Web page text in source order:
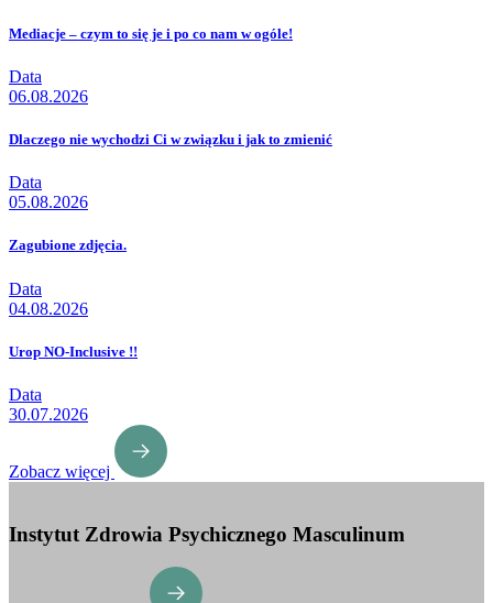
Mediacje – czym to się je i po co nam w ogóle!
Data
06.08.2026
Dlaczego nie wychodzi Ci w związku i jak to zmienić
Data
05.08.2026
Zagubione zdjęcia.
Data
04.08.2026
Urop NO-Inclusive !!
Data
30.07.2026
Zobacz więcej
Instytut Zdrowia Psychicznego Masculinum